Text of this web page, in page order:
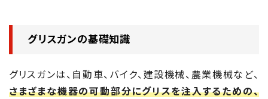
グリスガンの基礎知識
グリスガンは、自動車、バイク、建設機械、農業機械など、
さまざまな機器の可動部分にグリスを注入するための、